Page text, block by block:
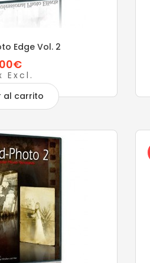
Edge Vol. 2
Excl.
al carrito